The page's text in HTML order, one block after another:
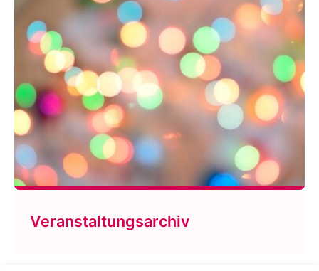
Veranstaltungsarchiv